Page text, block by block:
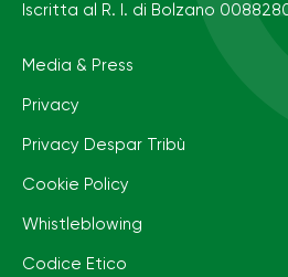
Iscritta al R. I. di Bolzano
Media & Press
Privacy
Privacy Despar Tribù
Cookie Policy
Whistleblowing
Codice Etico